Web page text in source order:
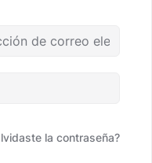
la contraseña?